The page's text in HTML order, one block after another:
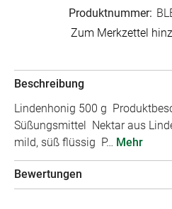
Produktnummer:
Zum Merkzettel
Beschreibung
Lindenhonig 500 g
Süßungsmittel Nektar aus
mild, süß flüssig P… Mehr
Bewertungen